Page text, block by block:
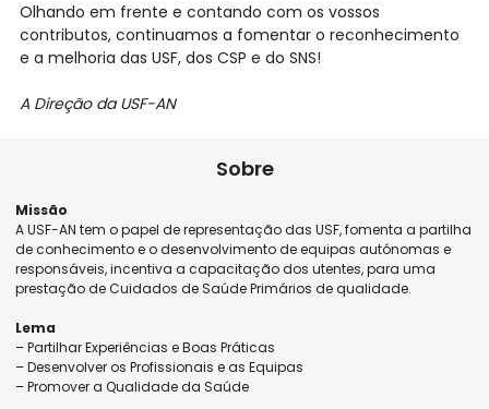
Olhando em frente e contando com os vossos
contributos, continuamos a fomentar o reconhecimento
e a melhoria das USF, dos CSP e do SNS!
A Direção da USF-AN
Sobre
Missão
A USF-AN tem o papel de representação das USF, fomenta a partilha
de conhecimento e o desenvolvimento de equipas autónomas e
responsáveis, incentiva a capacitação dos utentes, para uma
prestação de Cuidados de Saúde Primários de qualidade.
Lema
– Partilhar Experiências e Boas Práticas
– Desenvolver os Profissionais e as Equipas
– Promover a Qualidade da Saúde